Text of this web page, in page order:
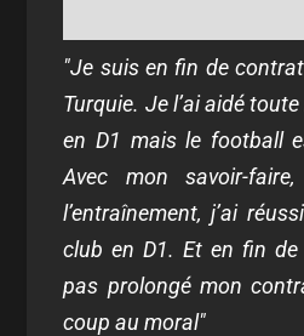
"Je suis en fin de
Turquie. Je l’ai aidé
en D1 mais le football
Avec mon savoir-
l’entraînement, j’ai
club en D1. Et en fin de
pas prolongé mon
coup au moral"